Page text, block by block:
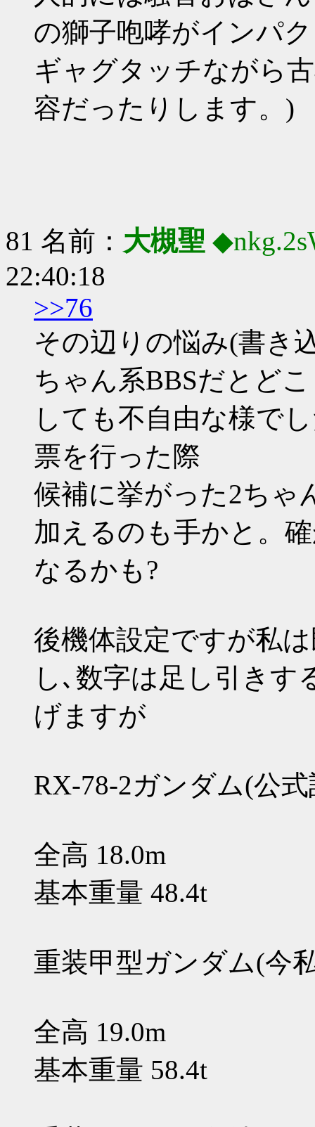
の獅子咆哮がインパ
ギャグタッチながら
容だったりします。)
81 名前： 大槻聖
22:40:18
>>76
その辺りの悩み(書き
ちゃん系BBSだとど
しても不自由な様で
票を行った際
候補に挙がった2ちゃ
加えるのも手かと。
なるかも?
後機体設定ですが私
し､数字は足し引きす
げますが
RX-78-2ガンダム(公
全高 18.0m
基本重量 48.4t
重装甲型ガンダム(今
全高 19.0m
基本重量 58.4t